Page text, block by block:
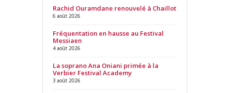
Rachid Ouramdane renouvelé à Chaillot
6 août 2026
Fréquentation en hausse au Festival
Messiaen
4 août 2026
La soprano Ana Oniani primée à la
Verbier Festival Academy
3 août 2026